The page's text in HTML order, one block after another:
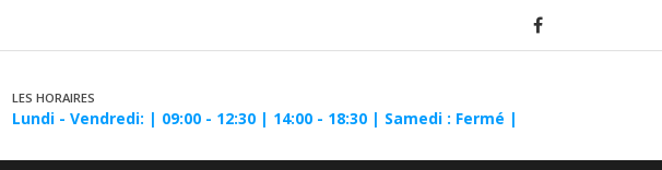
LES HORAIRES
Lundi - Vendredi: | 09:00 - 12:30 | 14:00 - 18:30 | Samedi : Fermé |